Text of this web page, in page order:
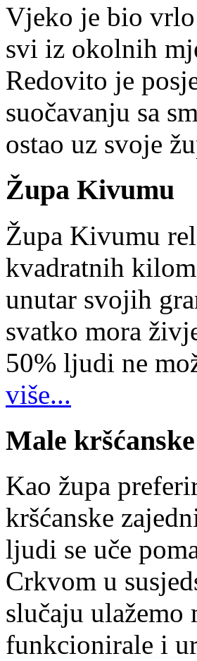
Vjeko je bio vrlo
svi iz okolnih
Redovito je
suočavanju sa
ostao uz svoje
Župa Kivumu
Župa Kivumu
kvadratnih
unutar svojih
svatko mora
50% ljudi ne
više...
Male
Kao župa
kršćanske
ljudi se uče
Crkvom u
slučaju ulažemo
funkcionirale i